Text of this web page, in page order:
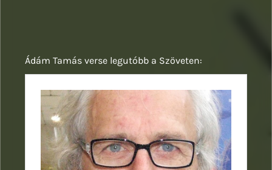
Ádám Tamás verse legutóbb a Szöveten: